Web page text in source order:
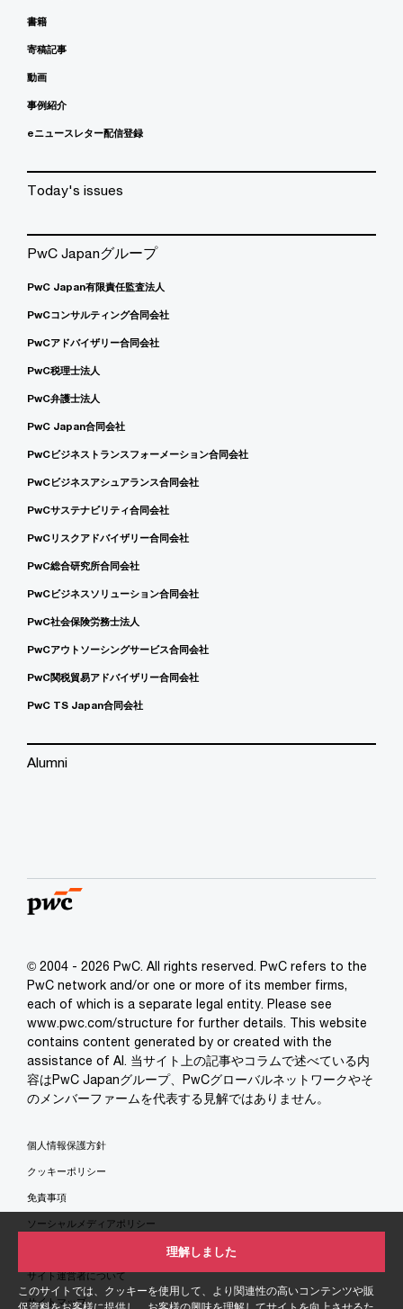
このサイトでは、クッキーを使用して、より関連性の高いコンテンツや販
理解しました
書籍
寄稿記事
動画
事例紹介
eニュースレター配信登録
Today's issues
PwC Japanグループ
PwC Japan有限責任監査法人
PwCコンサルティング合同会社
PwCアドバイザリー合同会社
PwC税理士法人
PwC弁護士法人
PwC Japan合同会社
PwCビジネストランスフォーメーション合同会社
PwCビジネスアシュアランス合同会社
PwCサステナビリティ合同会社
PwCリスクアドバイザリー合同会社
PwC総合研究所合同会社
PwCビジネスソリューション合同会社
PwC社会保険労務士法人
PwCアウトソーシングサービス合同会社
PwC関税貿易アドバイザリー合同会社
PwC TS Japan合同会社
Alumni
© 2004 - 2026 PwC. All rights reserved. PwC refers to the
PwC network and/or one or more of its member firms,
each of which is a separate legal entity. Please see
www.pwc.com/structure for further details. This website
contains content generated by or created with the
assistance of AI. 当サイト上の記事やコラムで述べている内
容はPwC Japanグループ、PwCグローバルネットワークやそ
のメンバーファームを代表する見解ではありません。
個人情報保護方針
クッキーポリシー
免責事項
ソーシャルメディアポリシー
サイト運営者について
サイトマップ